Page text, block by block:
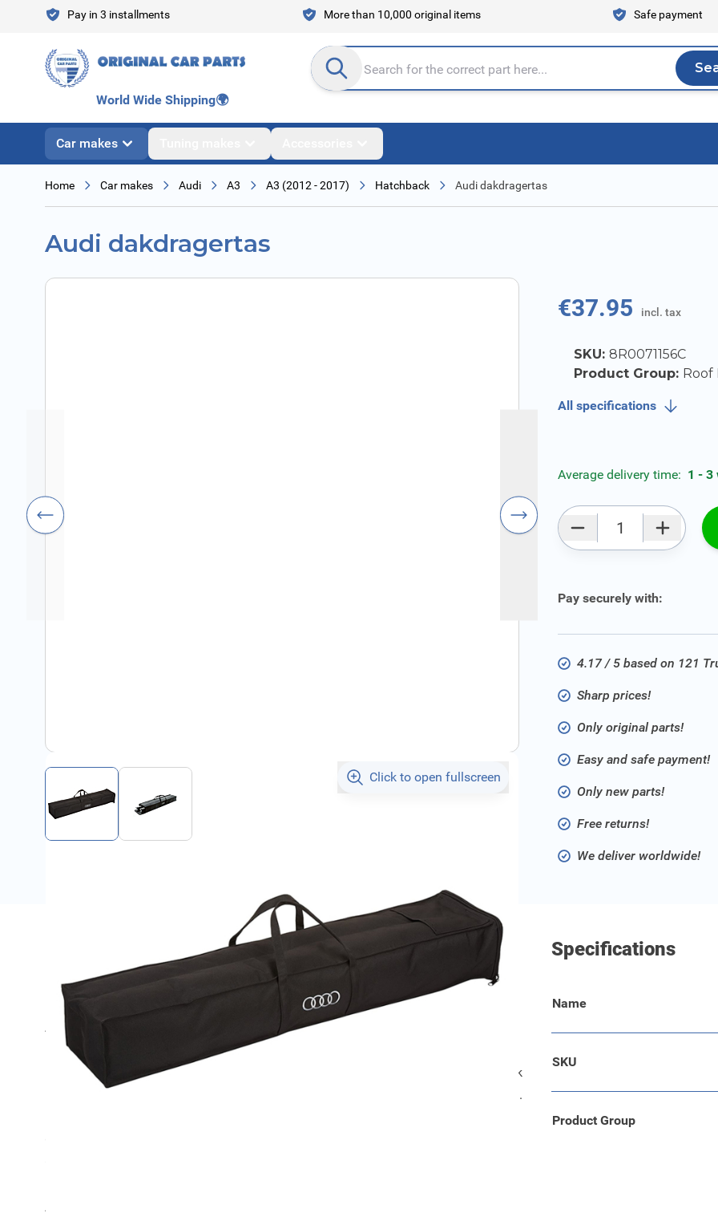
Skip to ContentPay in 3 installments More than 10,000 original items Safe payment
Search entire store here...
World Wide Shipping🌍
Car makes
Home Car makes Audi A3 A3 (2012 - 2017) Hatchback Audi dakdragertas
Audi dakdragertas
Click to open fullscreen
€37.95 incl. tax
SKU: 8R0071156C
Product Group: Roof
All specifications
Average delivery time: 1 - 3
Pay securely with:
4.17 / 5 based on 121
Sharp prices!
Only original parts!
Easy and safe payment!
Only new parts!
Free returns!
We deliver worldwide!
Deze universele tas is speciaal ontwikkeld voor het nette en veilige opbergen van de
Audi dakdragers in de garage, kelder of andere opbergruimtes. Gemaakt van
hoogwaardige stof met duurzaamheid voor dagelijks gebruik. De tas sluit met
ritssluitingen en heeft een handvat en stevige lus voor gemakkelijk dragen. Het zijvak
biedt ruimte voor het juiste gereedschap, de handleiding en andere kleine onderdelen.
Audi-onderdelenummers: 8R0071156F / 8R0071156C
Specifications
Name
SKU
Product Group